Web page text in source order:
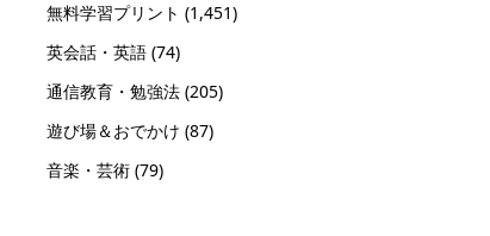
無料学習プリント (1,451)
英会話・英語 (74)
通信教育・勉強法 (205)
遊び場＆おでかけ (87)
音楽・芸術 (79)